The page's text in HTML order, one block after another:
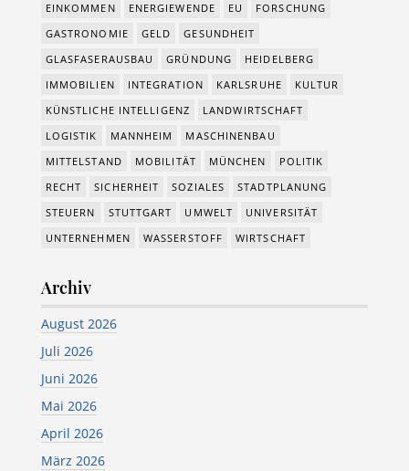
EINKOMMEN
ENERGIEWENDE EU
FORSCHUNG
GASTRONOMIE
GELD
GESUNDHEIT
GLASFASERAUSBAU
GRÜNDUNG
HEIDELBERG
IMMOBILIEN
INTEGRATION KARLSRUHE
KULTUR
KÜNSTLICHE INTELLIGENZ
LANDWIRTSCHAFT
LOGISTIK
MANNHEIM
MASCHINENBAU
MITTELSTAND
MOBILITÄT MÜNCHEN
POLITIK
RECHT
SICHERHEIT SOZIALES
STADTPLANUNG
STEUERN
STUTTGART UMWELT
UNIVERSITÄT
UNTERNEHMEN
WASSERSTOFF WIRTSCHAFT
Archiv
August 2026
Juli 2026
Juni 2026
Mai 2026
April 2026
März 2026